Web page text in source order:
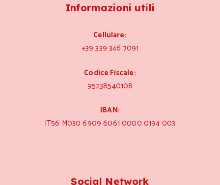
Informazioni utili
Cellulare:
+39 339 346 7091
Codice Fiscale:
95238540108
IBAN:
IT56 M030 6909 6061 0000 0194 003
Social Network